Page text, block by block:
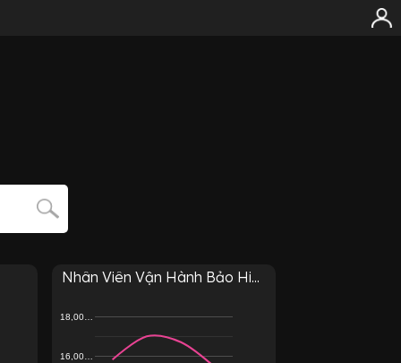
Nhân Viên Vận Hành Bảo Hi...
16,00…
18,00…